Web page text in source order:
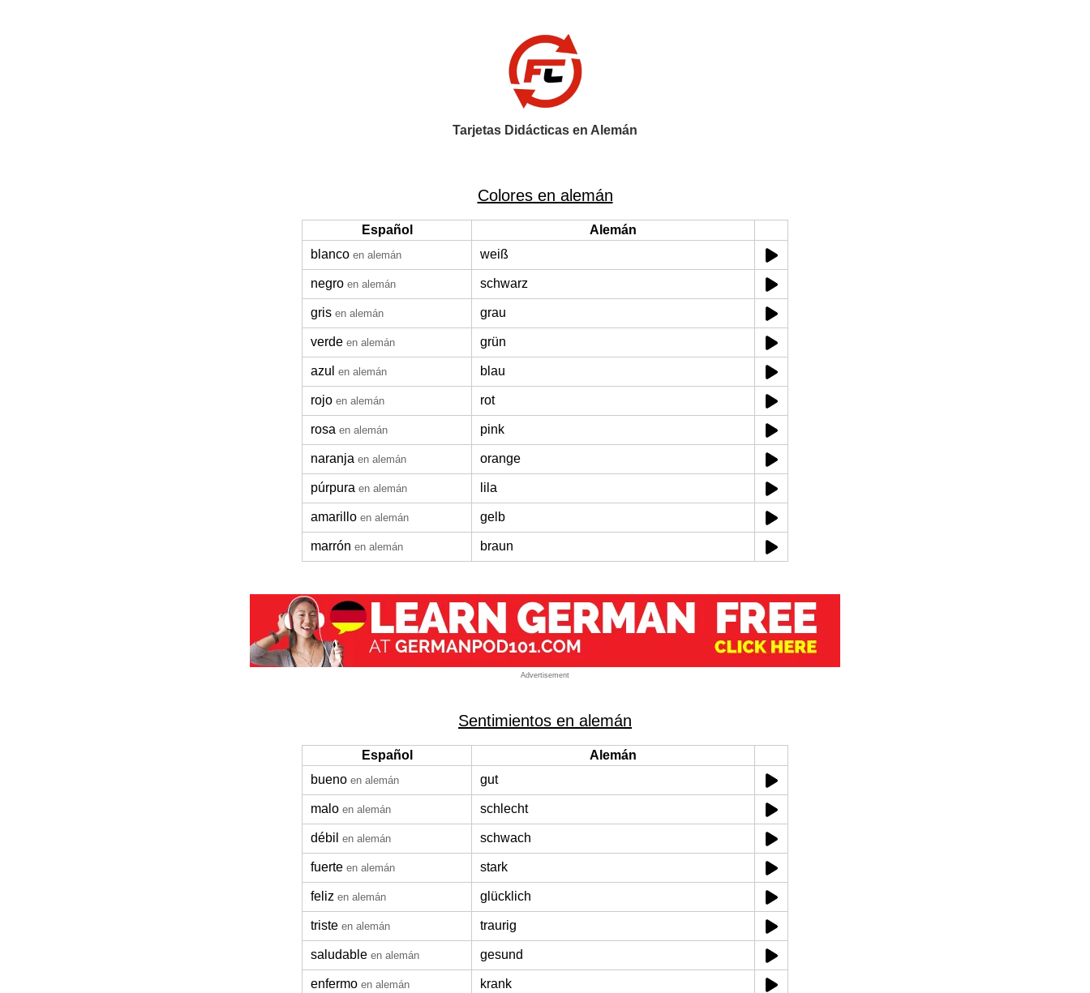
Tarjetas Didácticas en Alemán
Colores en alemán
Español
Alemán
blanco en alemán weiß
negro en alemán schwarz
gris en alemán grau
verde en alemán grün
azul en alemán blau
rojo en alemán rot
rosa en alemán pink
naranja en alemán orange
púrpura en alemán lila
amarillo en alemán gelb
marrón en alemán braun
Advertisement
Sentimientos en alemán
Español
Alemán
bueno en alemán gut
malo en alemán schlecht
débil en alemán schwach
fuerte en alemán stark
feliz en alemán glücklich
triste en alemán traurig
saludable en alemán gesund
enfermo en alemán krank